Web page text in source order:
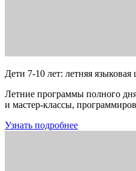
Дети 7-10 лет: летняя языковая
Летние программы полного
и мастер-классы,
Узнать подробнее